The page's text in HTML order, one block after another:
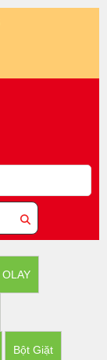
OLAY
Bột Giặt